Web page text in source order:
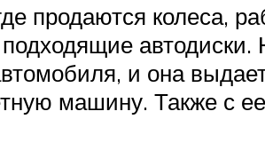
продаются колеса,
и она
машину. Также с